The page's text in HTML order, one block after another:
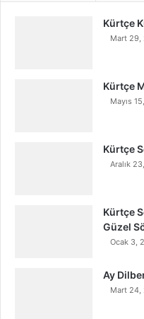
Kürtçe
Mart 29,
Kürtçe
Mayıs
Kürtçe
Aralık
Kürtçe
Güzel
Ocak 3,
Ay
Mart 24,